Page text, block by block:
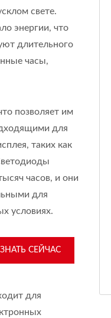
свете.
энергии, что
длительного
часы,
позволяет им
для
таких как
часов, и они
для
условиях.
СЕЙЧАС
для